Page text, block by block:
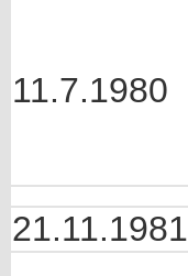
11.7.1980
21.11.1981